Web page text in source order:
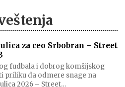
za ceo Srbobran – Street
fudbala i dobrog komšijskog
priliku da odmere snage na
2026 – Street…